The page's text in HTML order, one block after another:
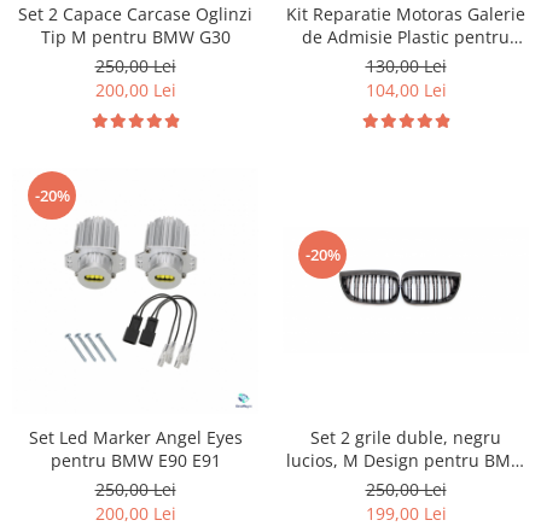
Set 2 Capace Carcase Oglinzi
Tip M pentru BMW G30
250,00 Lei
200,00 Lei
Kit Reparatie Motoras Galerie
de Admisie Plastic pentru
Volkswagen Skoda Seat Audi
P2015
130,00 Lei
104,00 Lei
-20%
Set Led Marker Angel Eyes
pentru BMW E90 E91
250,00 Lei
200,00 Lei
-20%
Set 2 grile duble, negru
lucios, M Design pentru BMW
E81 E87 Nonfacelift
250,00 Lei
199,00 Lei